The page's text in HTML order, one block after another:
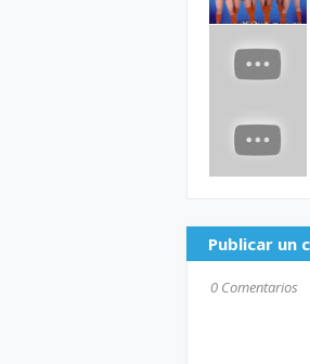
Publicar un
0 Comentarios